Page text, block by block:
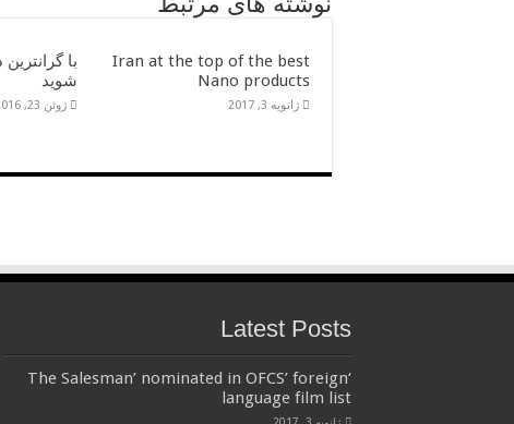
Iran at the top of the best
Nano products
ژانویه 3, 2017
با
شوید
ژوئن 23, 2016
Latest Posts
‘The Salesman’ nominated in OFCS’ foreign
language film list
ژانویه 3, 2017